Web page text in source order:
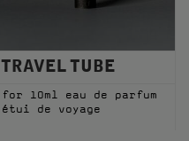
TRAVEL TUBE
for 10ml eau de parfum
étui de voyage